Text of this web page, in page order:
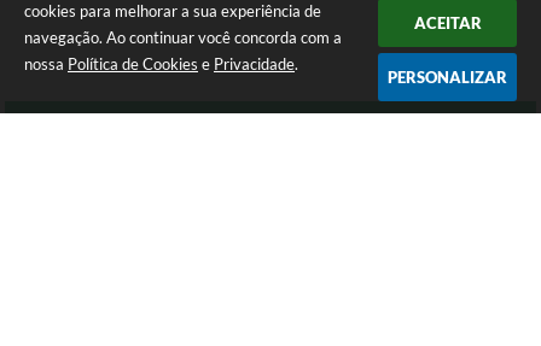
cookies para melhorar a sua experiência de
navegação. Ao continuar você concorda com a
nossa Política de Cookies e Privacidade.
ACEITAR
PERSONALIZAR